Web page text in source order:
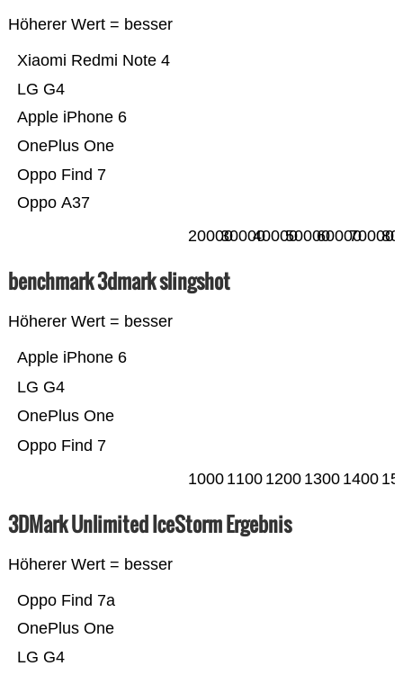
Höherer Wert = besser
Oppo A37
Oppo Find 7
OnePlus One
Apple iPhone 6
LG G4
Xiaomi Redmi Note 4
200003000040000500006000070000
benchmark 3dmark slingshot
Höherer Wert = besser
Oppo Find 7
OnePlus One
LG G4
Apple iPhone 6
1000 1100 1200 1300 1400
3DMark Unlimited IceStorm Ergebnis
Höherer Wert = besser
LG G4
OnePlus One
Oppo Find 7a